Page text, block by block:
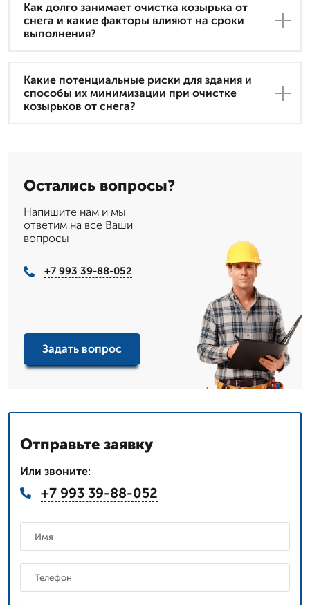
Как долго занимает очистка козырька от
снега и какие факторы влияют на сроки
выполнения?
Какие потенциальные риски для здания и
способы их минимизации при очистке
козырьков от снега?
Остались вопросы?
Напишите нам и мы
ответим на все Ваши
вопросы
+7 993 39-88-052
Задать вопрос
Отправьте заявку
Или звоните:
+7 993 39-88-052